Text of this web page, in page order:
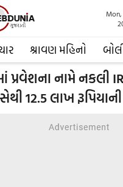
શ્રાવણ મહિનો
Mon,
પ્રવેશના નામે નકલી
12.5 લાખ